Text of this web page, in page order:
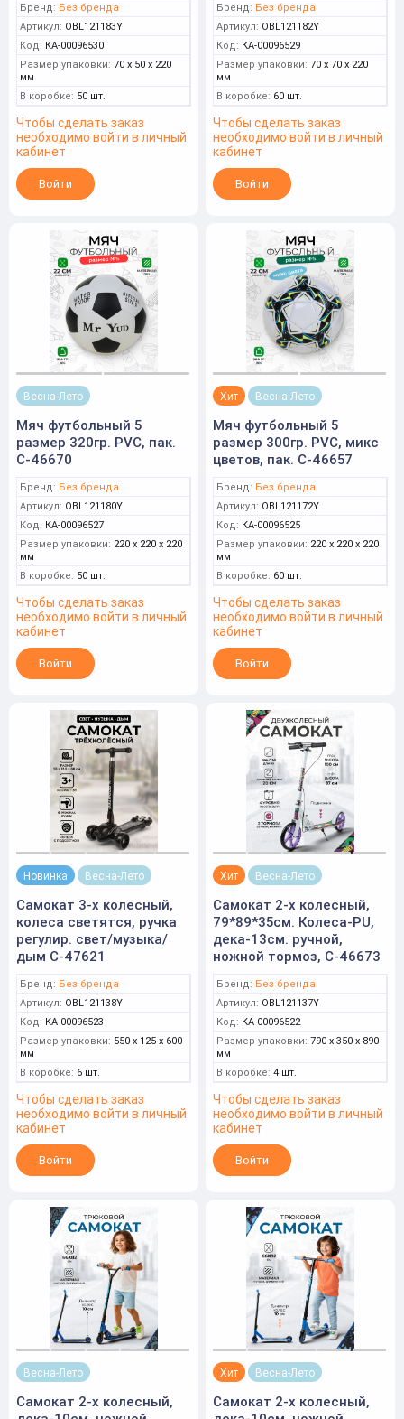
Бренд: Без бренда
Артикул: OBL121183Y
Код: КА-00096530
Размер упаковки: 70 x 50 x 220
мм
В коробке: 50 шт.
Чтобы сделать заказ
необходимо войти в личный
кабинет
Войти
Бренд: Без бренда
Артикул: OBL121182Y
Код: КА-00096529
Размер упаковки: 70 x 70 x 220
мм
В коробке: 60 шт.
Чтобы сделать заказ
необходимо войти в личный
кабинет
Войти
Весна-Лето
Мяч футбольный 5
размер 320гр. PVC, пак.
C-46670
Бренд: Без бренда
Артикул: OBL121180Y
Код: КА-00096527
Размер упаковки: 220 x 220 x 220
мм
В коробке: 50 шт.
Чтобы сделать заказ
необходимо войти в личный
кабинет
Войти
Хит Весна-Лето
Мяч футбольный 5
размер 300гр. PVC, микс
цветов, пак. C-46657
Бренд: Без бренда
Артикул: OBL121172Y
Код: КА-00096525
Размер упаковки: 220 x 220 x 220
мм
В коробке: 60 шт.
Чтобы сделать заказ
необходимо войти в личный
кабинет
Войти
Новинка Весна-Лето
Самокат 3-х колесный,
колеса светятся, ручка
регулир. свет/музыка/
дым C-47621
Бренд: Без бренда
Артикул: OBL121138Y
Код: КА-00096523
Размер упаковки: 550 x 125 x 600
мм
В коробке: 6 шт.
Чтобы сделать заказ
необходимо войти в личный
кабинет
Войти
Хит Весна-Лето
Самокат 2-х колесный,
79*89*35см. Колеса-PU,
дека-13см. ручной,
ножной тормоз, С-46673
Бренд: Без бренда
Артикул: OBL121137Y
Код: КА-00096522
Размер упаковки: 790 x 350 x 890
мм
В коробке: 4 шт.
Чтобы сделать заказ
необходимо войти в личный
кабинет
Войти
Весна-Лето
Самокат 2-х колесный,
Хит Весна-Лето
Самокат 2-х колесный,